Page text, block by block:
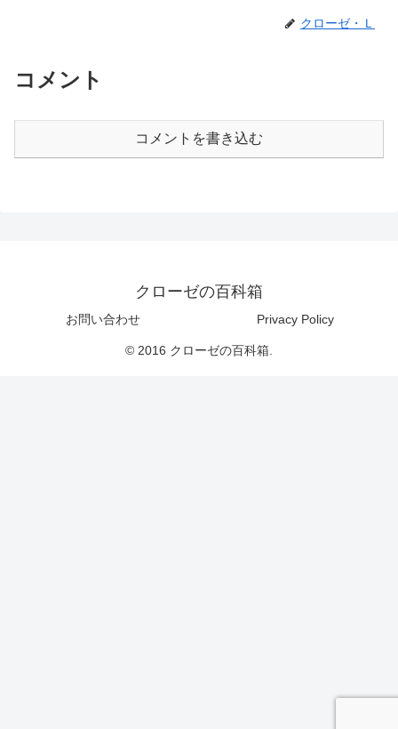
クローゼ・Ｌ
コメント
コメントを書き込む
クローゼの百科箱
お問い合わせ Privacy Policy
© 2016 クローゼの百科箱.